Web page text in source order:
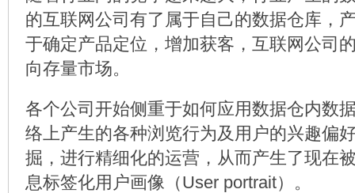
的互联网公司有了属于自己的数据仓库，
于确定产品定位，增加获客，互联网公司
向存量市场。
各个公司开始侧重于如何应用数据仓内数
络上产生的各种浏览行为及用户的兴趣偏
掘，进行精细化的运营，从而产生了现在
息标签化用户画像（User portrait）。